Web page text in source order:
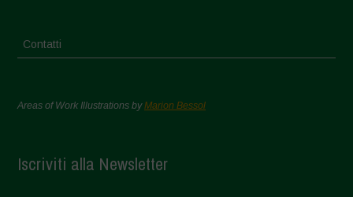
Contatti
Areas of Work Illustrations byMarion Bessol
Iscriviti alla Newsletter